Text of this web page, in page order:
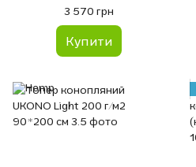
3 570 грн
Купити